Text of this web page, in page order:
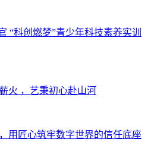
“科创燃梦”青少年科技素养实训
火 ，艺秉初心赴山河
用匠心筑牢数字世界的信任底座